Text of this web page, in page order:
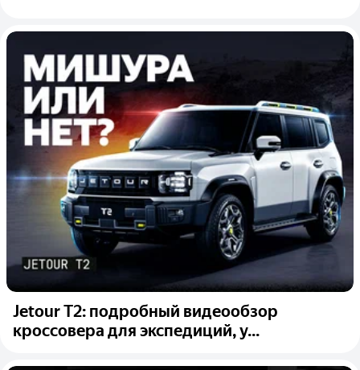
Jetour T2: подробный видеообзор
кроссовера для экспедиций, у...